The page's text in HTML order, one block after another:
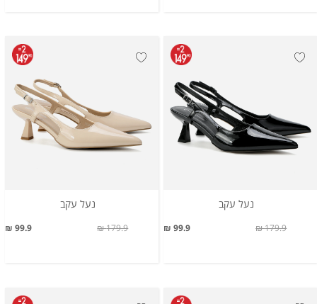
נעל עקב
99.9 ₪ 179.9 ₪
נעל עקב
99.9 ₪ 179.9 ₪